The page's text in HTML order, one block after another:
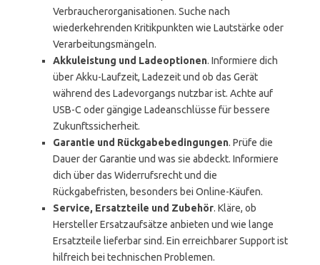
Verbraucherorganisationen. Suche nach
wiederkehrenden Kritikpunkten wie Lautstärke oder
Verarbeitungsmängeln.
Akkuleistung und Ladeoptionen. Informiere dich
über Akku-Laufzeit, Ladezeit und ob das Gerät
während des Ladevorgangs nutzbar ist. Achte auf
USB-C oder gängige Ladeanschlüsse für bessere
Zukunftssicherheit.
Garantie und Rückgabebedingungen. Prüfe die
Dauer der Garantie und was sie abdeckt. Informiere
dich über das Widerrufsrecht und die
Rückgabefristen, besonders bei Online-Käufen.
Service, Ersatzteile und Zubehör. Kläre, ob
Hersteller Ersatzaufsätze anbieten und wie lange
Ersatzteile lieferbar sind. Ein erreichbarer Support ist
hilfreich bei technischen Problemen.